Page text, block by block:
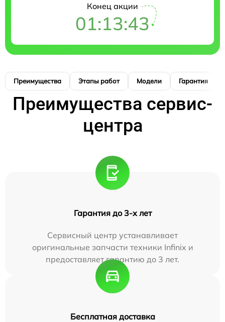
Конец акции
01:13:42
Преимущества Этапы работ Модели Гарантия
Преимущества сервис-
центра
Гарантия до 3-х лет
Сервисный центр устанавливает
оригинальные запчасти техники Infinix и
предоставляет гарантию до 3 лет.
Бесплатная доставка